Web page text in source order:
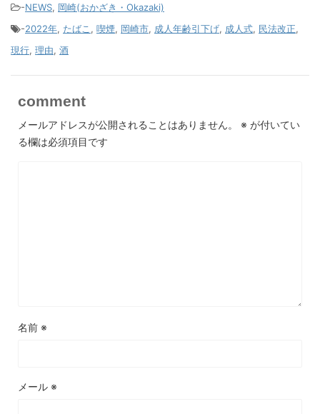
-NEWS, 岡崎(おかざき・Okazaki)
-2022年, たばこ , 喫煙, 岡崎市, 成人年齢引下げ, 成人式, 民法改正,
現行, 理由, 酒
comment
メールアドレスが公開されることはありません。 ※ が付いてい
る欄は必須項目です
名前 ※
メール ※